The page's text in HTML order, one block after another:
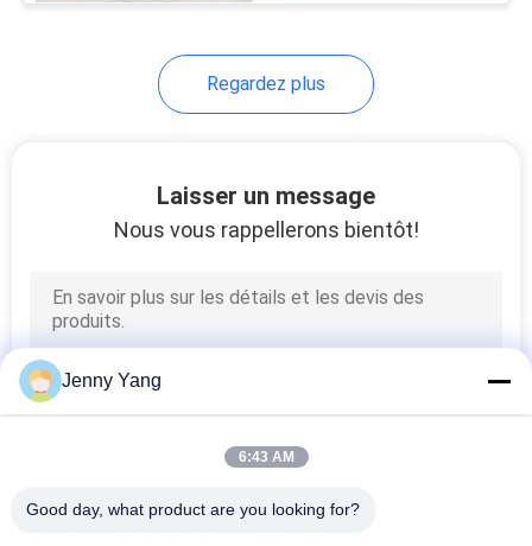
Regardez plus
Laisser un message
Nous vous rappellerons bientôt!
Jenny Yang
6:43 AM
Good day, what product are you looking for?